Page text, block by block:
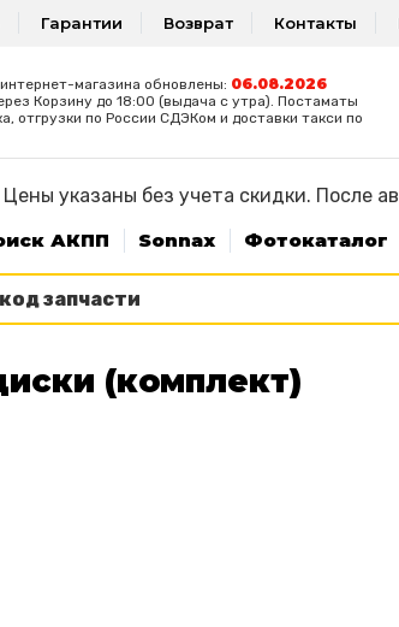
Гарантии Возврат Контакты
магазина обновлены: 06.08.2026
Корзину до 18:00 (выдача с утра). Постаматы
отгрузки по России СДЭКом и доставки такси по
Цены указаны без учета скидки. После
АКПП Sonnax Фотокаталог
(комплект)